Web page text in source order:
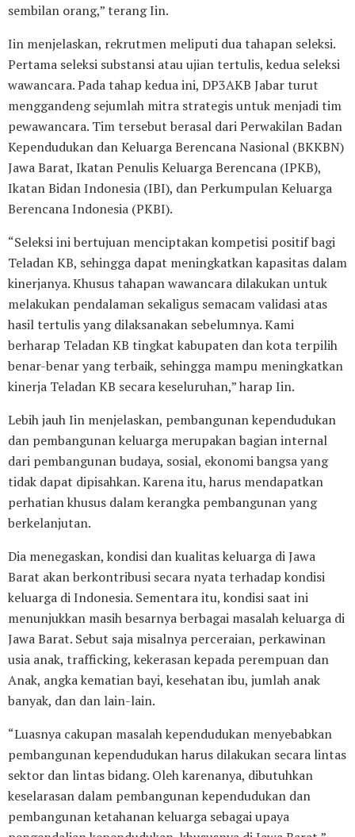
sembilan orang,” terang Iin.
Iin menjelaskan, rekrutmen meliputi dua tahapan seleksi.
Pertama seleksi substansi atau ujian tertulis, kedua seleksi
wawancara. Pada tahap kedua ini, DP3AKB Jabar turut
menggandeng sejumlah mitra strategis untuk menjadi tim
pewawancara. Tim tersebut berasal dari Perwakilan Badan
Kependudukan dan Keluarga Berencana Nasional (BKKBN)
Jawa Barat, Ikatan Penulis Keluarga Berencana (IPKB),
Ikatan Bidan Indonesia (IBI), dan Perkumpulan Keluarga
Berencana Indonesia (PKBI).
“Seleksi ini bertujuan menciptakan kompetisi positif bagi
Teladan KB, sehingga dapat meningkatkan kapasitas dalam
kinerjanya. Khusus tahapan wawancara dilakukan untuk
melakukan pendalaman sekaligus semacam validasi atas
hasil tertulis yang dilaksanakan sebelumnya. Kami
berharap Teladan KB tingkat kabupaten dan kota terpilih
benar-benar yang terbaik, sehingga mampu meningkatkan
kinerja Teladan KB secara keseluruhan,” harap Iin.
Lebih jauh Iin menjelaskan, pembangunan kependudukan
dan pembangunan keluarga merupakan bagian internal
dari pembangunan budaya, sosial, ekonomi bangsa yang
tidak dapat dipisahkan. Karena itu, harus mendapatkan
perhatian khusus dalam kerangka pembangunan yang
berkelanjutan.
Dia menegaskan, kondisi dan kualitas keluarga di Jawa
Barat akan berkontribusi secara nyata terhadap kondisi
keluarga di Indonesia. Sementara itu, kondisi saat ini
menunjukkan masih besarnya berbagai masalah keluarga di
Jawa Barat. Sebut saja misalnya perceraian, perkawinan
usia anak, trafficking, kekerasan kepada perempuan dan
Anak, angka kematian bayi, kesehatan ibu, jumlah anak
banyak, dan dan lain-lain.
“Luasnya cakupan masalah kependudukan menyebabkan
pembangunan kependudukan harus dilakukan secara lintas
sektor dan lintas bidang. Oleh karenanya, dibutuhkan
keselarasan dalam pembangunan kependudukan dan
pembangunan ketahanan keluarga sebagai upaya